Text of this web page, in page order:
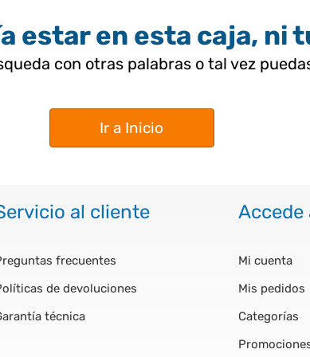
estar en esta caja, ni
con otras palabras o tal vez
Ir a Inicio
al cliente
frecuentes
de devoluciones
técnica
Accede
Mi cuenta
Mis pedidos
Categorías